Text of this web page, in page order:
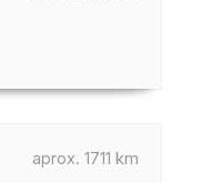
aprox. 1711 km